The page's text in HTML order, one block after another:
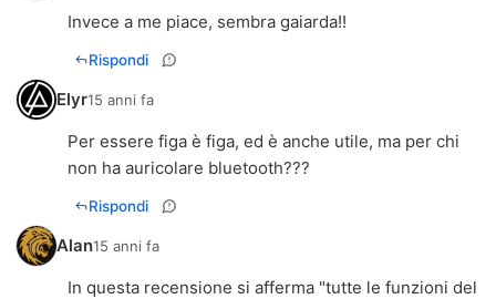
Invece a me piace, sembra gaiarda!!
Rispondi
Elyr15 anni fa
Per essere figa è figa, ed è anche utile, ma per chi
non ha auricolare bluetooth???
Rispondi
Alan15 anni fa
In questa recensione si afferma "tutte le funzioni del